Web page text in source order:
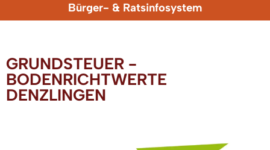
Bürger- & Ratsinfosystem
GRUNDSTEUER -
BODENRICHTWERTE
DENZLINGEN